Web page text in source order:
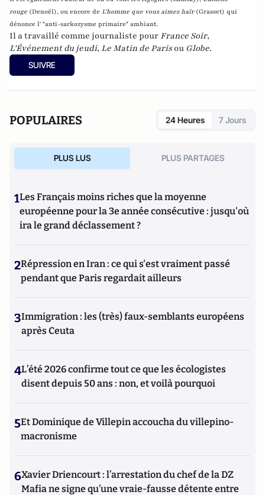
rouge (Denoël), ou encore de L'homme que vous aimez haïr (Grasset) qui
dénonce l' "anti-sarkozysme primaire" ambiant.
Il a travaillé comme journaliste pour France Soir,
L'Événement du jeudi, Le Matin de Parisou Globe.
SUIVRE
POPULAIRES 24 Heures 7 Jours
PLUS LUS PLUS PARTAGES
1Les Français moins riches que la moyenne
européenne pour la 3e année consécutive : jusqu'où
ira le grand déclassement ?
2Répression en Iran : ce qui s'est vraiment passé
pendant que Paris regardait ailleurs
3Immigration : les (très) faux-semblants européens
après Ceuta
4L’été 2026 confirme tout ce que les écologistes
disent depuis 50 ans : non, et voilà pourquoi
5Et Dominique de Villepin accoucha du villepino-
macronisme
6Xavier Driencourt : l’arrestation du chef de la DZ
Mafia ne signe qu’une vraie-fausse détente entre